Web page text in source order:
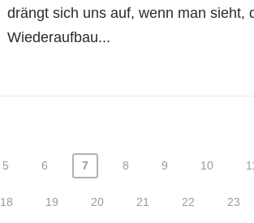
drängt sich uns auf, wenn man sieht,
Wiederaufbau...
5 6 7 8 9 10
18 19 20 21 22 23